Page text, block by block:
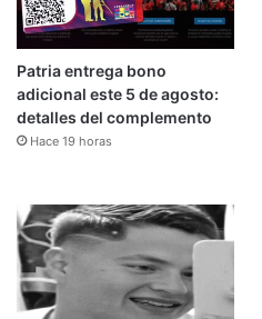
Patria entrega bono
adicional este 5 de agosto:
detalles del complemento
Hace 19 horas